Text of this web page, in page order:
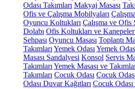
Odası Takımları Makyaj Masası
Ofis ve Çalışma Mobilyaları
Oyuncu Koltukları Çalışma ve Ofis
Dolabı Ofis Koltukları ve
Sehpası Oyuncu Masası Toplantı
Takımları Yemek Odası Yemek
Masası Sandalyesi Konsol Servis
Takımları Yemek Masası ve
Takımları Çocuk Odası Çocuk
Odası Duvar Kağıtları Çocuk